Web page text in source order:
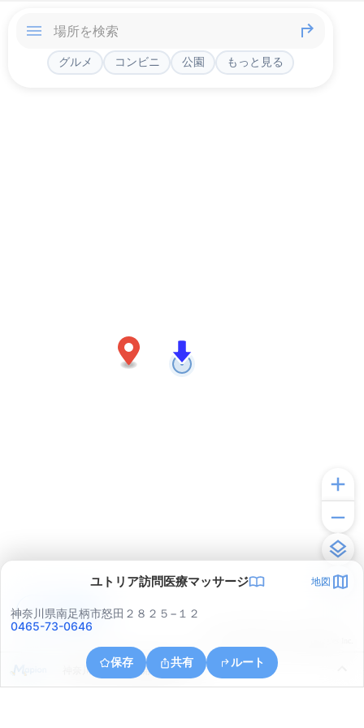
グルメ コンビニ 公園 もっと見る
ユトリア訪問医療マッサージ 地図
神奈川県南足柄市怒田２８２５−１２
0465-73-0646
保存 共有 ルート
神奈川県足柄上郡開成町中之名
アプリで見る